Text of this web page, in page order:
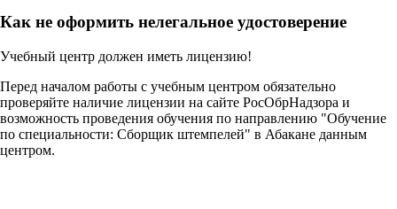
Как не оформить нелегальное удостоверение
Учебный центр должен иметь лицензию!
Перед началом работы с учебным центром обязательно
проверяйте наличие лицензии на сайте РосОбрНадзора и
возможность проведения обучения по направлению "Обучение
по специальности: Сборщик штемпелей" в Абакане данным
центром.